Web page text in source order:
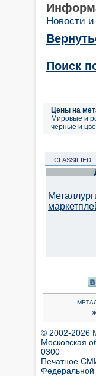
Новости
Поиск
Цены на
Мировые и
черные и
CLASSIFIED
© 2002-2026
Московская
0300
Печатное
Федеральной